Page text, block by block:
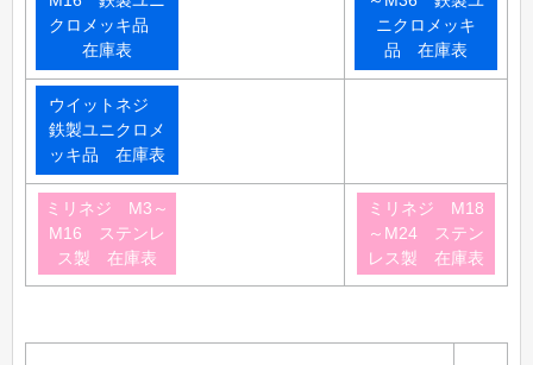
クロメッキ品
在庫表
ニクロメッキ
品 在庫表
ウイットネジ
鉄製ユニクロメ
ッキ品 在庫表
ミリネジ M3～
M16 ステンレ
ス製 在庫表
ミリネジ M18
～M24 ステン
レス製 在庫表